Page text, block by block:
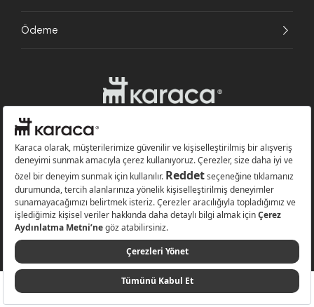
Ödeme
Websitesinde kullanılan bazı görseller yapay zekâ (AI) ile üretilmiştir.
Karaca.com © 2026 - Karaca Züccaciye A.Ş. Tüm hakları saklıdır.